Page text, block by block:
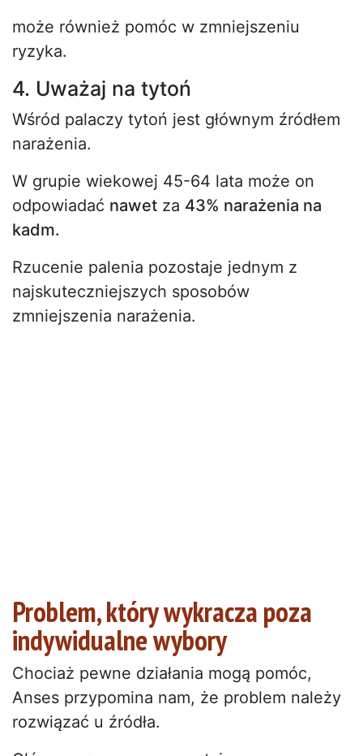
może również pomóc w zmniejszeniu
ryzyka.
4. Uważaj na tytoń
Wśród palaczy tytoń jest głównym źródłem
narażenia.
W grupie wiekowej 45-64 lata może on
odpowiadać nawet za 43% narażenia na
kadm.
Rzucenie palenia pozostaje jednym z
najskuteczniejszych sposobów
zmniejszenia narażenia.
Problem, który wykracza poza
indywidualne wybory
Chociaż pewne działania mogą pomóc,
Anses przypomina nam, że problem należy
rozwiązać u źródła.